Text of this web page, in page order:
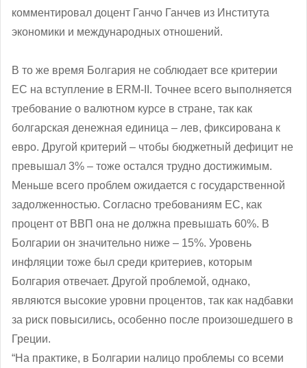
комментировал доцент Ганчо Ганчев из Института
экономики и международных отношений.
В то же время Болгария не соблюдает все критерии
ЕС на вступление в ERM-ІІ. Точнее всего выполняется
требование о валютном курсе в стране, так как
болгарская денежная единица – лев, фиксирована к
евро. Другой критерий – чтобы бюджетный дефицит не
превышал 3% – тоже остался трудно достижимым.
Меньше всего проблем ожидается с государственной
задолженностью. Согласно требованиям ЕС, как
процент от ВВП она не должна превышать 60%. В
Болгарии он значительно ниже – 15%. Уровень
инфляции тоже был среди критериев, которым
Болгария отвечает. Другой проблемой, однако,
являются высокие уровни процентов, так как надбавки
за риск повысились, особенно после произошедшего в
Греции.
“На практике, в Болгарии налицо проблемы со всеми